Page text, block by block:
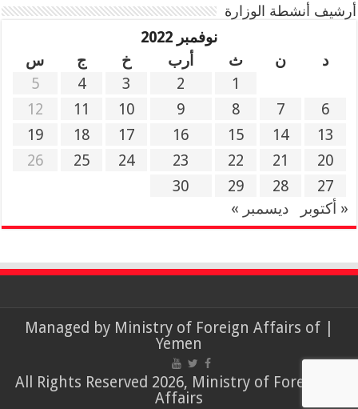
أرشيف أنشطة الوزارة
نوفمبر 2022
د
ن ث أرب خ ج
س
1
2
3
4
5
6
7
8
9
10
11
12
13
14
15
16
17
18
19
20
21
22
23
24
25
26
27
28
29
30
« أكتوبر
ديسمبر »
| Managed by
Ministry of Foreign Affairs of
Yemen
© All Rights Reserved 2026, Ministry of Foreign
Affairs